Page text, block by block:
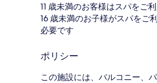
11 歳未満のお客様はスパをご
16 歳未満のお子様がスパをご
必要です
ポリシー
この施設には、バルコニー、